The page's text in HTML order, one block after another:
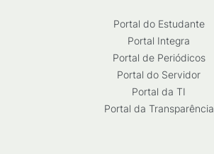
Portal do Estudante
Portal Integra
Portal de Periódicos
Portal do Servidor
Portal da TI
Portal da Transparência